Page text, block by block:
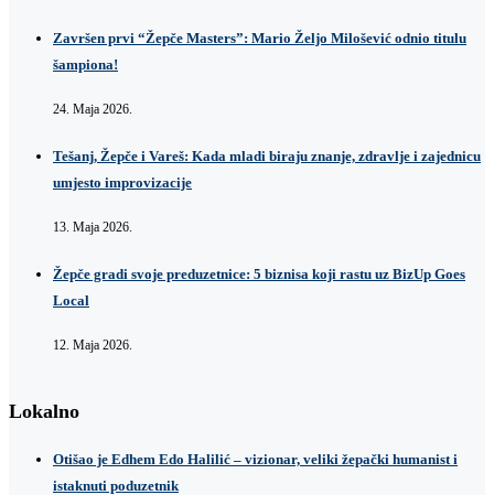
Završen prvi “Žepče Masters”: Mario Željo Milošević odnio titulu
šampiona!
24. Maja 2026.
Tešanj, Žepče i Vareš: Kada mladi biraju znanje, zdravlje i zajednicu
umjesto improvizacije
13. Maja 2026.
Žepče gradi svoje preduzetnice: 5 biznisa koji rastu uz BizUp Goes
Local
12. Maja 2026.
Lokalno
Otišao je Edhem Edo Halilić – vizionar, veliki žepački humanist i
istaknuti poduzetnik